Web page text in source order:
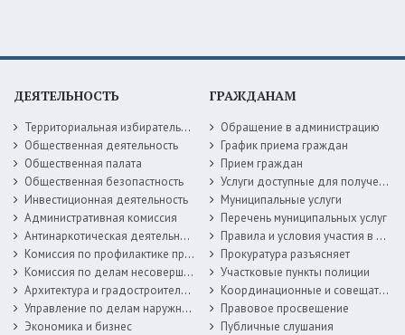
ДЕЯТЕЛЬНОСТЬ
Территориальная избирательная комиссия
Общественная деятельность
Общественная палата
Общественная безопастность
Инвестиционная деятельность
Административная комиссия
Антинаркотическая деятельность
Комиссия по профилактике правонарушений
Комиссия по делам несовершеннолетних
Архитектура и градостроительство
Управление по делам наружной рекламы
Экономика и бизнес
ГРАЖДАНАМ
Обращение в администрацию
График приема граждан
Прием граждан
Услуги доступные для получения в электронной форме
Муниципальные услуги
Перечень муниципальных услуг
Правила и условия участия в жилищных программах
Прокуратура разъясняет
Участковые пункты полиции
Координационные и совещательные органы
Правовое просвещение
Публичные слушания